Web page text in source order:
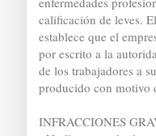
calificación de leves.
establece que el
por escrito a la
de los trabajadores a
producido con motivo
INFRACCIONES